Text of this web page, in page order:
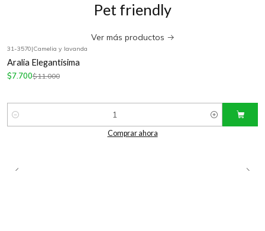
Pet friendly
Ver más productos
31-3570|Camelia y lavanda
Aralia Elegantisima
$7.700$11.000
Cantidad
Comprar ahora